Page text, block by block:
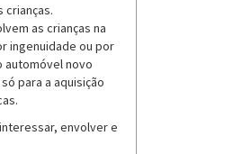
crianças.
as crianças na
ingenuidade ou por
automóvel novo
para a aquisição
envolver e